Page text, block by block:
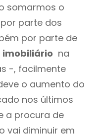
somarmos o
parte dos
por parte de
imobiliário na
-, facilmente
o aumento do
nos últimos
a procura de
vai diminuir em